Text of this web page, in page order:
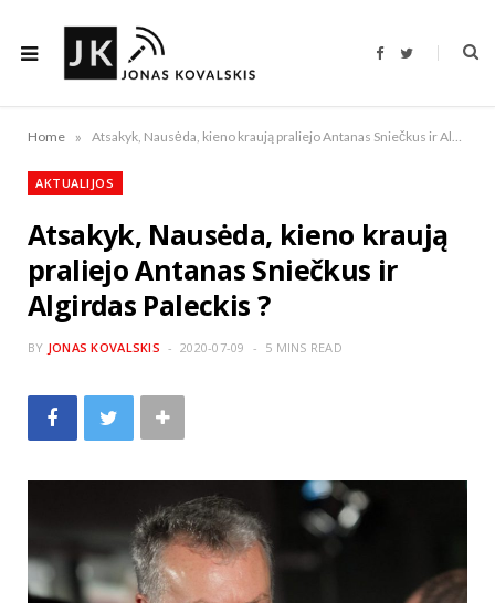
F
b
o
T
t
r
Home »
AKTUALIJOS
Atsakyk, Nausėda, kieno kraują
praliejo Antanas Sniečkus ir
Algirdas Paleckis ?
BY JONAS KOVALSKIS 2020-07-09 5 MINS READ